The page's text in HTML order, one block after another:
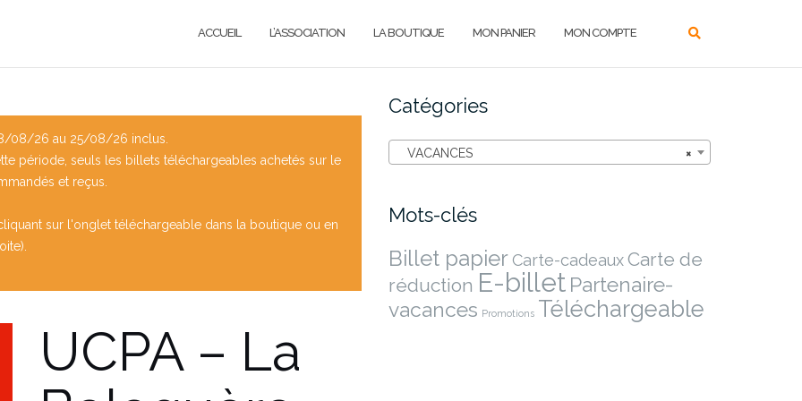
ACCUEIL L’ASSOCIATION LA BOUTIQUE MON PANIER MON COMPTE
08/26 au 25/08/26 inclus.
période, seuls les billets téléchargeables achetés sur le
et reçus.
sur l'onglet téléchargeable dans la boutique ou en
UCPA – La
Catégories
×
VACANCES
Mots-clés
Billet papier Carte-cadeauxCarte de
réduction E-billet Partenaire-
vacances Promotions Téléchargeable